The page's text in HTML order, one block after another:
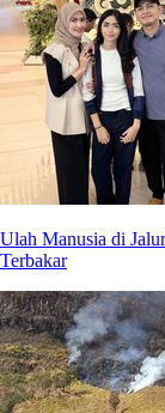
Ulah Manusia di
Terbakar